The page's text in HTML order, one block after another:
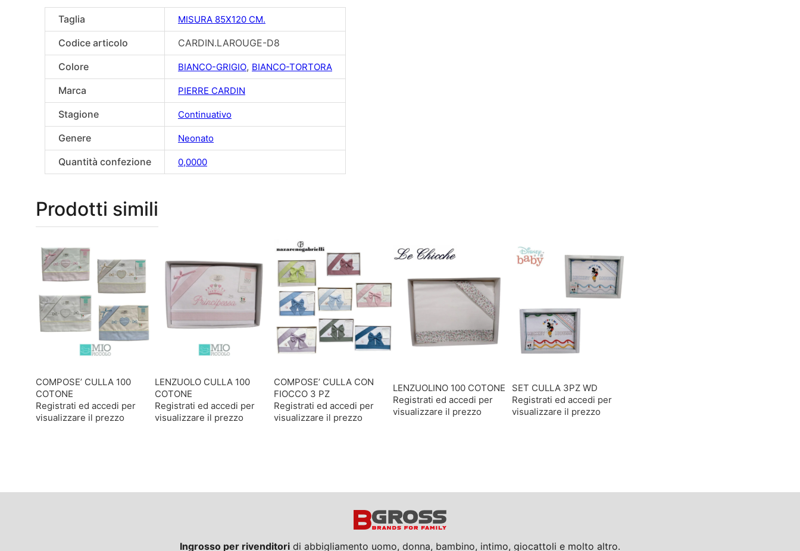
Taglia MISURA 85X120 CM.
Codice articolo
CARDIN.LAROUGE-D8
Colore
BIANCO-GRIGIO, BIANCO-TORTORA
Marca PIERRE CARDIN
Stagione Continuativo
Genere Neonato
Quantità confezione 0,0000
Prodotti simili
COMPOSE’ CULLA 100
COTONE
Registrati ed accedi per
visualizzare il prezzo
LENZUOLO CULLA 100
COTONE
Registrati ed accedi per
visualizzare il prezzo
COMPOSE’ CULLA CON
FIOCCO 3 PZ
Registrati ed accedi per
visualizzare il prezzo
LENZUOLINO 100 COTONE
Registrati ed accedi per
visualizzare il prezzo
SET CULLA 3PZ WD
Registrati ed accedi per
visualizzare il prezzo
Ingrosso per rivenditori di abbigliamento uomo, donna, bambino, intimo, giocattoli e molto altro.